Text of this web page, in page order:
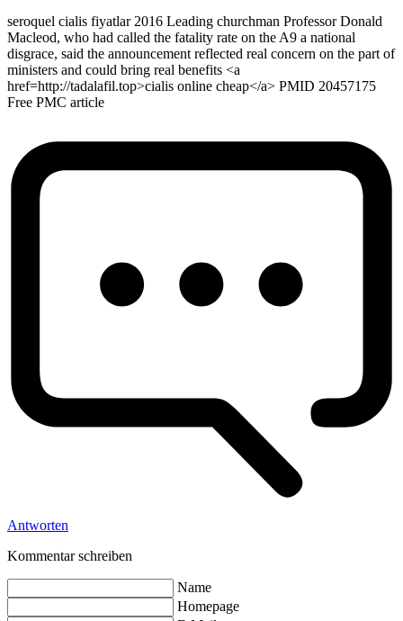
seroquel cialis fiyatlar 2016 Leading churchman Professor Donald
Macleod, who had called the fatality rate on the A9 a national
disgrace, said the announcement reflected real concern on the part of
ministers and could bring real benefits <a
href=http://tadalafil.top>cialis online cheap</a> PMID 20457175
Free PMC article
Antworten
Kommentar schreiben
Name
Homepage